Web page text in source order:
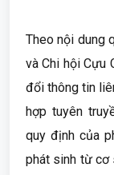
Theo nội dung
và Chi hội Cựu
đổi thông tin
hợp tuyên
quy định của
phát sinh từ cơ